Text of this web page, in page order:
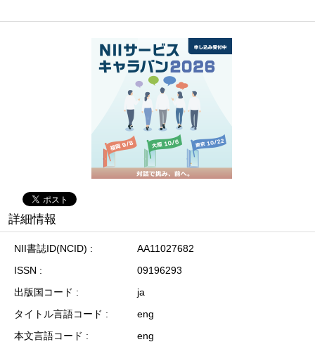
詳細情報
NII書誌ID(NCID)
AA11027682
ISSN
09196293
出版国コード
ja
タイトル言語コード
eng
本文言語コード
eng